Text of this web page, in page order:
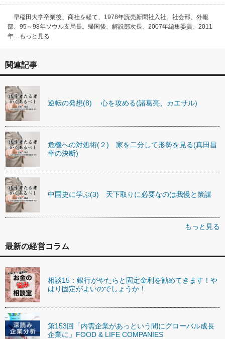
早稲田大学卒業後、商社を経て、1978年読売新聞社入社。社会部、外報
部、95～98年ソウル支局長。帰国後、解説部次長、2007年編集委員。2011
年…もっと見る
関連記事
逆転の発想(8) 心を攻める(諸葛亮、カエサル)
危機への対処術(２) 家を二分して形勢を見る(真田昌
幸の決断)
中国史に学ぶ(3) 天下取りに必要なのは我慢と策謀
もっと見る
最新の経営コラム
相談15：銀行がやたらと固定金利を勧めてきます！や
はり固定がよいのでしょうか！
第153回「内需企業があっという間にグローバル成長
企業に」FOOD & LIFE COMPANIES